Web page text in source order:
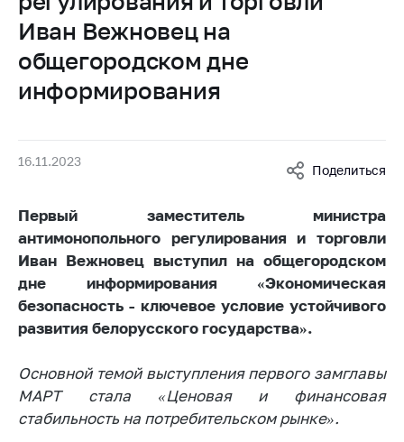
совет
Соискателям
Награждения
Идеологическая
работа
Официальные
геральдические
символы
Деятельность
Ценовая политика
Иван Вежновец на
общегородском дне
информирования
16.11.2023
Поделиться
Первый заместитель министра
антимонопольного регулирования и торговли
Иван Вежновец выступил на общегородском
дне информирования «Экономическая
безопасность - ключевое условие устойчивого
развития белорусского государства».
Основной темой выступления первого замглавы
МАРТ стала «Ценовая и финансовая
стабильность на потребительском рынке».